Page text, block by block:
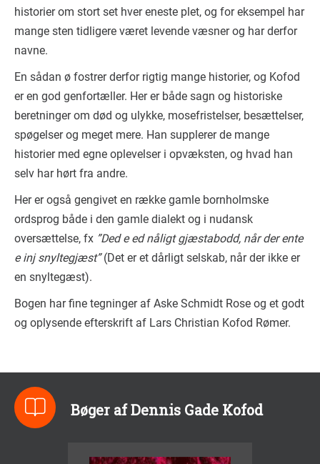
historier om stort set hver eneste plet, og for eksempel har
mange sten tidligere været levende væsner og har derfor
navne.
En sådan ø fostrer derfor rigtig mange historier, og Kofod
er en god genfortæller. Her er både sagn og historiske
beretninger om død og ulykke, mosefristelser, besættelser,
spøgelser og meget mere. Han supplerer de mange
historier med egne oplevelser i opvæksten, og hvad han
selv har hørt fra andre.
Her er også gengivet en række gamle bornholmske
ordsprog både i den gamle dialekt og i nudansk
oversættelse, fx ”Ded e ed nåligt gjæstabodd, når der ente
e inj snyltegjæst”(Det er et dårligt selskab, når der ikke er
en snyltegæst).
Bogen har fine tegninger af Aske Schmidt Rose og et godt
og oplysende efterskrift af Lars Christian Kofod Rømer.
Bøger af Dennis Gade Kofod